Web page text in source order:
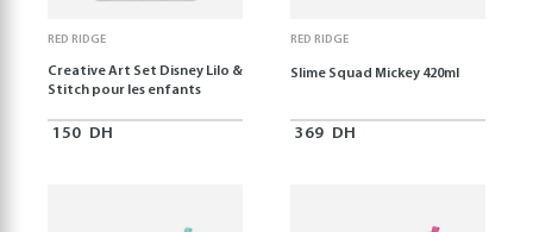
RED RIDGE
Creative Art Set Disney Lilo &
Stitch pour les enfants
150 DH
RED RIDGE
Slime Squad Mickey 420ml
369 DH